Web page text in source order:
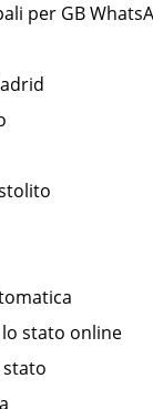
per GB
stato online
stato